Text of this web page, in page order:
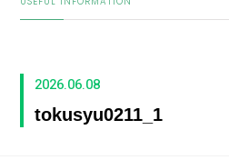
2026.06.08
tokusyu0211_1